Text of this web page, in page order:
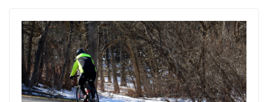
biciklista-
dobrocinitim.png